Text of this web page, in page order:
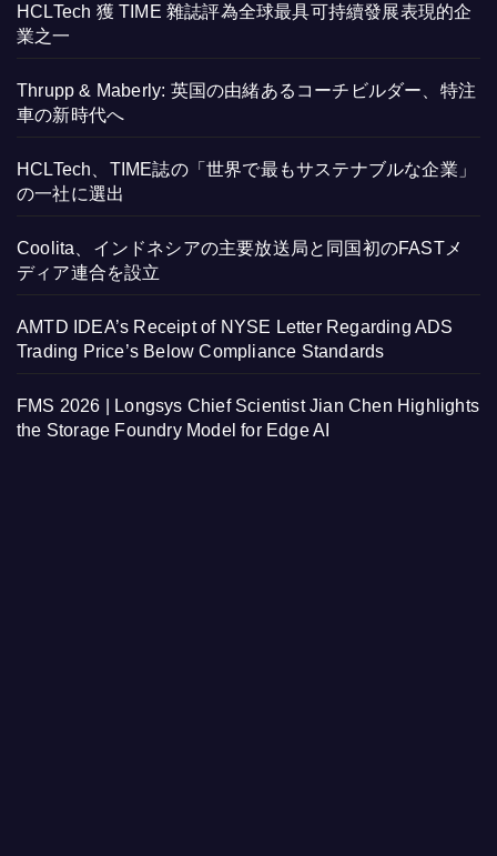
HCLTech 獲 TIME 雜誌評為全球最具可持續發展表現的企
業之一
Thrupp & Maberly: 英国の由緒あるコーチビルダー、特注
車の新時代へ
HCLTech、TIME誌の「世界で最もサステナブルな企業」
の一社に選出
Coolita、インドネシアの主要放送局と同国初のFASTメ
ディア連合を設立
AMTD IDEA’s Receipt of NYSE Letter Regarding ADS
Trading Price’s Below Compliance Standards
FMS 2026 | Longsys Chief Scientist Jian Chen Highlights
the Storage Foundry Model for Edge AI